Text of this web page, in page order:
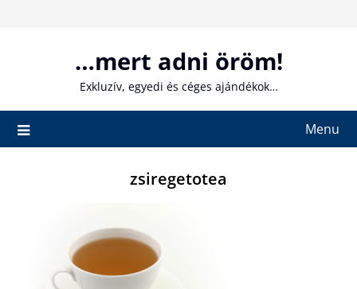
…mert adni öröm!
Exkluzív, egyedi és céges ajándékok…
Menu
zsiregetotea